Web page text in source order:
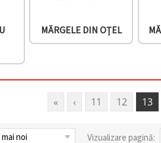
MĂRGELE DIN OȚEL
« ‹ 11 12 13
Vizualizare pagină: